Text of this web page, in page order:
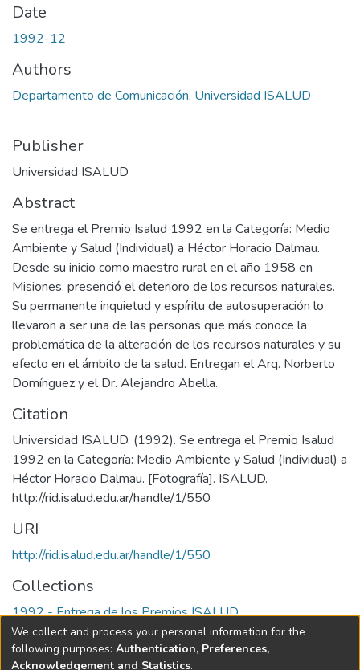
Date
1992-12
Authors
Departamento de Comunicación, Universidad ISALUD
Publisher
Universidad ISALUD
Abstract
Se entrega el Premio Isalud 1992 en la Categoría: Medio
Ambiente y Salud (Individual) a Héctor Horacio Dalmau.
Desde su inicio como maestro rural en el año 1958 en
Misiones, presenció el deterioro de los recursos naturales.
Su permanente inquietud y espíritu de autosuperación lo
llevaron a ser una de las personas que más conoce la
problemática de la alteración de los recursos naturales y su
efecto en el ámbito de la salud. Entregan el Arq. Norberto
Domínguez y el Dr. Alejandro Abella.
Citation
Universidad ISALUD. (1992). Se entrega el Premio Isalud
1992 en la Categoría: Medio Ambiente y Salud (Individual) a
Héctor Horacio Dalmau. [Fotografía]. ISALUD.
URI
http://rid.isalud.edu.ar/handle/1/550
Collections
1992 - Entrega de los Premios ISALUD
Full item page
We collect and process your personal information for the
following purposes: Authentication, Preferences,
Acknowledgement and Statistics.